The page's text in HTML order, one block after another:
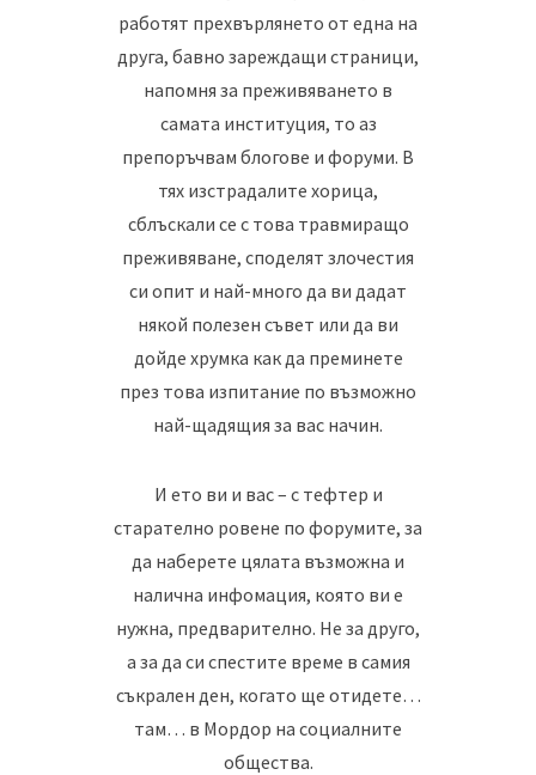
работят прехвърлянето от една на
друга, бавно зареждащи страници,
напомня за преживяването в
самата институция, то аз
препоръчвам блогове и форуми. В
тях изстрадалите хорица,
сблъскали се с това травмиращо
преживяване, споделят злочестия
си опит и най-много да ви дадат
някой полезен съвет или да ви
дойде хрумка как да преминете
през това изпитание по възможно
най-щадящия за вас начин.
И ето ви и вас – с тефтер и
старателно ровене по форумите, за
да наберете цялата възможна и
налична инфомация, която ви е
нужна, предварително. Не за друго,
а за да си спестите време в самия
съкрален ден, когато ще отидете…
там… в Мордор на социалните
общества.